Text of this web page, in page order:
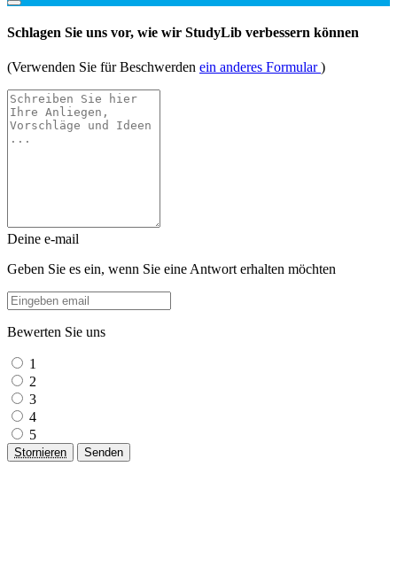
Schlagen Sie uns vor, wie wir StudyLib verbessern können
(Verwenden Sie für Beschwerden ein anderes Formular)
Deine e-mail
Geben Sie es ein, wenn Sie eine Antwort erhalten möchten
Bewerten Sie uns
1
2
3
4
5
Stornieren Senden